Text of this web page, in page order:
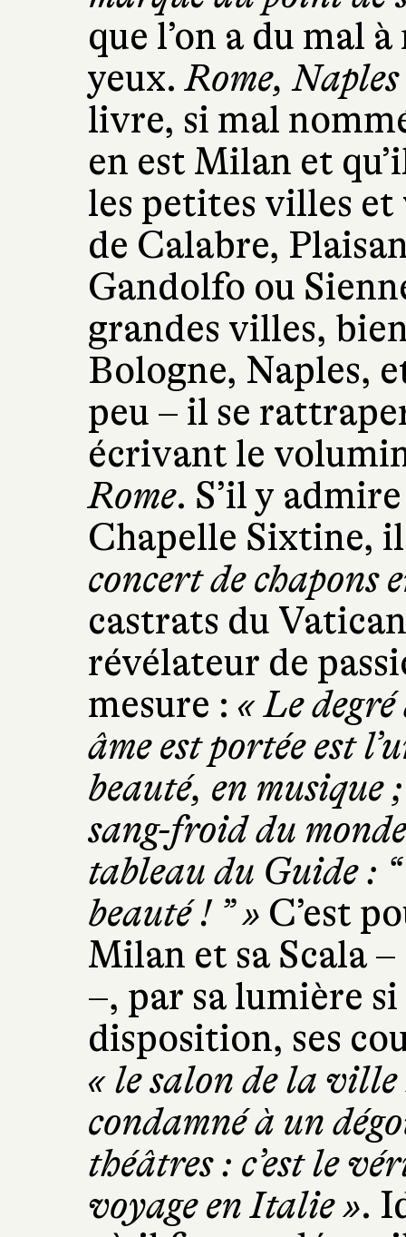
que l’on a du mal
yeux.Rome,
livre, si mal
en est Milan et
les petites villes
de Calabre,
Gandolfo ou
grandes villes,
Bologne, Naples,
peu – il se
écrivant le
Rome. S’il y
Chapelle Sixtine,
concert de chapons
castrats du
révélateur de
mesure : « Le
âme est portée est
beauté, en musique
sang-froid du
tableau du Guide :
beauté ! ” » C’est
Milan et sa Scala
–, par sa lumière
disposition, ses
« le salon de la ville
condamné à un
théâtres : c’est le
voyage en Italie ».